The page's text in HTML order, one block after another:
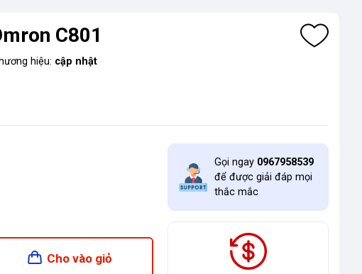
C801
hiệu: cập nhật
Cho vào giỏ
Gọi ngay 0967958539
để được giải đáp mọi
thắc mắc